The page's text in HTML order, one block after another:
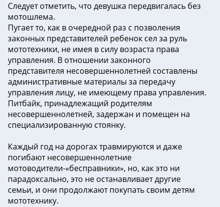
Следует отметить, что девушка передвигалась без
мотошлема.
Пугает то, как в очередной раз с позволения
законных представителей ребенок сел за руль
мототехники, не имея в силу возраста права
управления. В отношении законного
представителя несовершеннолетней составлены
административные материалы за передачу
управления лицу, не имеющему права управления.
Питбайк, принадлежащий родителям
несовершеннолетней, задержан и помещен на
специализированную стоянку.
Каждый год на дорогах травмируются и даже
погибают несовершеннолетние
мотоводители-«бесправники», но, как это ни
парадоксально, это не останавливает другие
семьи, и они продолжают покупать своим детям
мототехнику.